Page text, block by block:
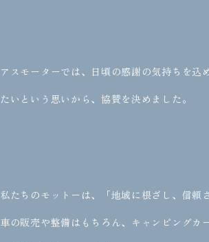
アスモーターでは、日頃の感謝の気持ちを込
たいという思いから、協賛を決めました。
私たちのモットーは、「地域に根ざし、信頼
車の販売や整備はもちろん、キャンピングカ